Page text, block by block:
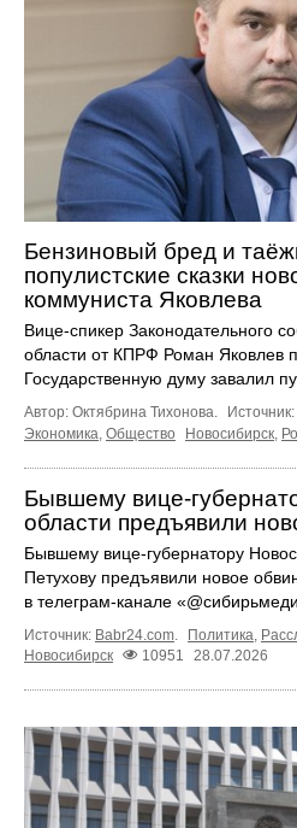
Бензиновый бред и
популистские сказки
коммуниста Яковлева
Вице-спикер Законодательного
области от КПРФ Роман Яковлев
Государственную думу завалил
Автор: Октябрина Тихонова. Источник:
Экономика Общество Новосибирск
Бывшему вице-
области предъявили
Бывшему вице-губернатору
Петухову предъявили новое
в телеграм-канале
Источник: Babr24.com Политика
Новосибирск
10951 28.07.2026